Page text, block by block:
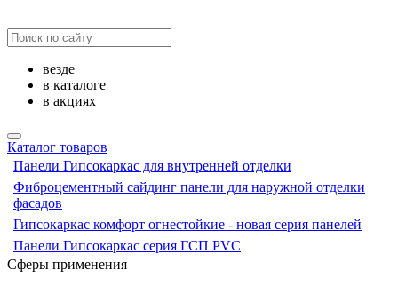
везде
в каталоге
в акциях
Каталог товаров
Панели Гипсокаркас для внутренней отделки
Фиброцементный сайдинг панели для наружной отделки
фасадов
Гипсокаркас комфорт огнестойкие - новая серия панелей
Панели Гипсокаркас серия ГСП PVC
Сферы применения